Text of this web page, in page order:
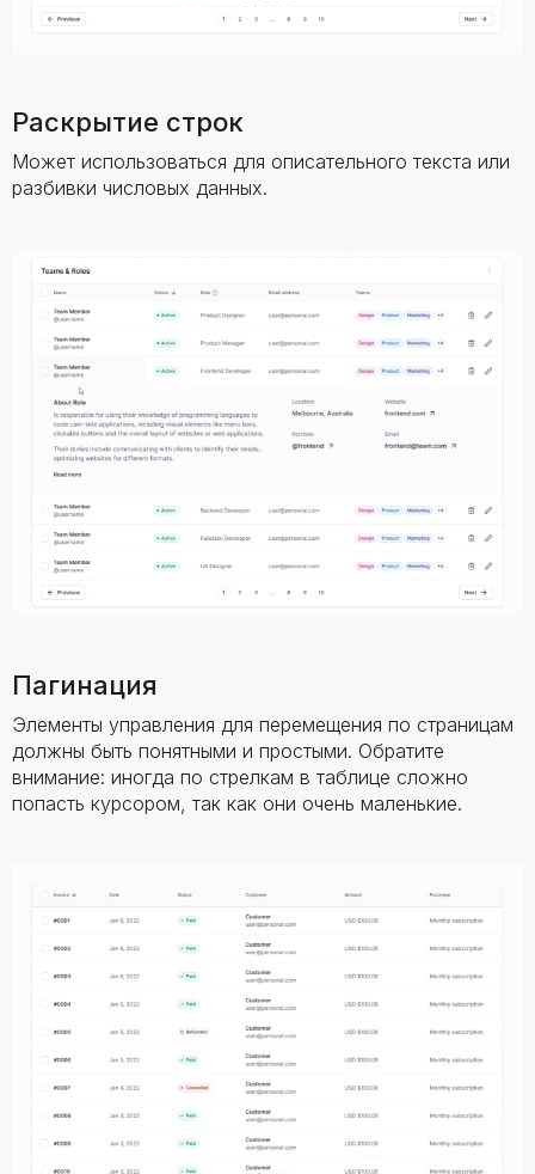
Раскрытие строк
Может использоваться для описательного текста или
разбивки числовых данных.
Пагинация
Элементы управления для перемещения по страницам
должны быть понятными и простыми. Обратите
внимание: иногда по стрелкам в таблице сложно
попасть курсором, так как они очень маленькие.